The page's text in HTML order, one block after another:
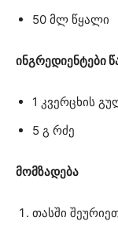
50 მლ წყალი
ინგრედიენტები
1 კვერცხის
5 გ რძე
მომზადება
თასში